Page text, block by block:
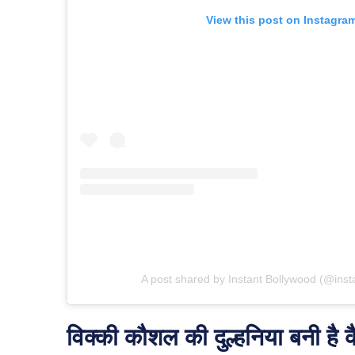
View this post on
A post shared by Instant Bollywood
विक्की कौशल की दुल्हनिया बनी